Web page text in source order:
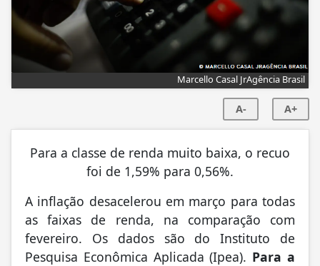
Marcello Casal JrAgência Brasil
A- A+
Para a classe de renda muito baixa, o recuo
foi de 1,59% para 0,56%.
A inflação desacelerou em março para todas
as faixas de renda, na comparação com
fevereiro. Os dados são do Instituto de
Pesquisa Econômica Aplicada (Ipea). Para a